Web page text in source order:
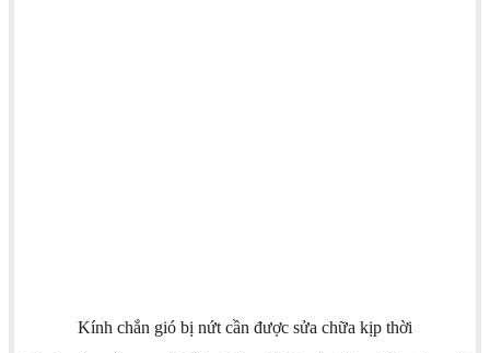
Kính chắn gió bị nứt cần được sửa chữa kịp thời